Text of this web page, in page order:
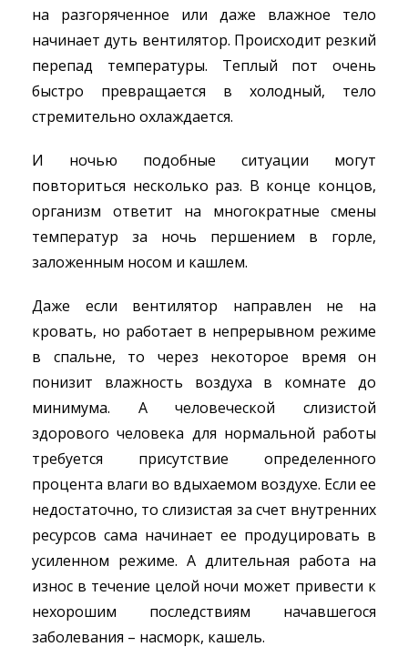
на разгоряченное или даже влажное тело
начинает дуть вентилятор. Происходит резкий
перепад температуры. Теплый пот очень
быстро превращается в холодный, тело
стремительно охлаждается.
И ночью подобные ситуации могут
повториться несколько раз. В конце концов,
организм ответит на многократные смены
температур за ночь першением в горле,
заложенным носом и кашлем.
Даже если вентилятор направлен не на
кровать, но работает в непрерывном режиме
в спальне, то через некоторое время он
понизит влажность воздуха в комнате до
минимума. А человеческой слизистой
здорового человека для нормальной работы
требуется присутствие определенного
процента влаги во вдыхаемом воздухе. Если ее
недостаточно, то слизистая за счет внутренних
ресурсов сама начинает ее продуцировать в
усиленном режиме. А длительная работа на
износ в течение целой ночи может привести к
нехорошим последствиям начавшегося
заболевания – насморк, кашель.